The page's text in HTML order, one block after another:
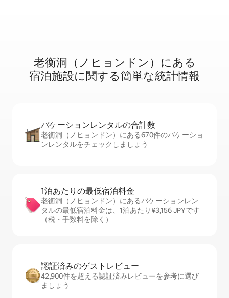
老衡洞（ノヒョンドン）に⁠あ⁠る
宿⁠泊⁠施⁠設⁠に関⁠す⁠る簡⁠単⁠な統⁠計⁠情⁠報
バケーションレ⁠ン⁠タ⁠ル⁠の合⁠計⁠数
老衡洞（ノヒョンドン）にある670件のバケーショ
ンレンタルをチェックしましょう
1泊あたりの最⁠低⁠宿⁠泊⁠料⁠金
老衡洞（ノヒョンドン）にあるバケーションレン
タルの最低宿泊料金は、1泊あたり¥3,156 JPYです
（税・手数料を除く）
認証済みのゲ⁠ス⁠ト⁠レ⁠ビ⁠ュ⁠ー
42,900件を超える認証済みレビューを参考に選び
ましょう